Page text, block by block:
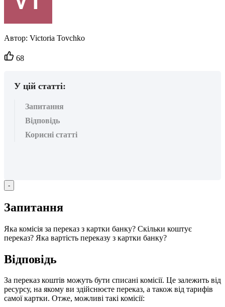
Автор: Victoria Tovchko
Кількість
вподобайок:
68
У цій статті:
Запитання
Відповідь
Корисні статті
-
Запитання
Яка комісія за переказ з картки банку? Скільки коштує
переказ? Яка вартість переказу з картки банку?
Відповідь
За переказ коштів можуть бути списані комісії. Це залежить від
ресурсу, на якому ви здійснюєте переказ, а також від тарифів
самої картки. Отже, можливі такі комісії: